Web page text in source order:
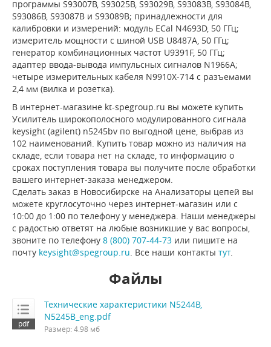
программы S93007B, S93025B, S93029B, S93083B, S93084B,
S93086B, S93087B и S93089B; принадлежности для
калибровки и измерений: модуль ECal N4693D, 50 ГГц;
измеритель мощности с шиной USB U8487A, 50 ГГц;
генератор комбинационных частот U9391F, 50 ГГц;
адаптер ввода-вывода импульсных сигналов N1966A;
четыре измерительных кабеля N9910X-714 с разъемами
2,4 мм (вилка и розетка).
В интернет-магазине kt-spegroup.ru вы можете купить
Усилитель широкополосного модулированного сигнала
keysight (agilent) n5245bv по выгодной цене, выбрав из
102 наименований. Купить товар можно из наличия на
складе, если товара нет на складе, то информацию о
сроках поступления товара вы получите после обработки
вашего интернет-заказа менеджером.
Сделать заказ в Новосибирске на Анализаторы цепей вы
можете круглосуточно через интернет-магазин или с
10:00 до 1:00 по телефону у менеджера. Наши менеджеры
с радостью ответят на любые возникшие у вас вопросы,
звоните по телефону 8 (800) 707-44-73 или пишите на
почту keysight@spegroup.ru . Все наши контакты тут.
Файлы
Технические характеристики N5244B,
N5245B_eng.pdf
Размер: 4.98 мб